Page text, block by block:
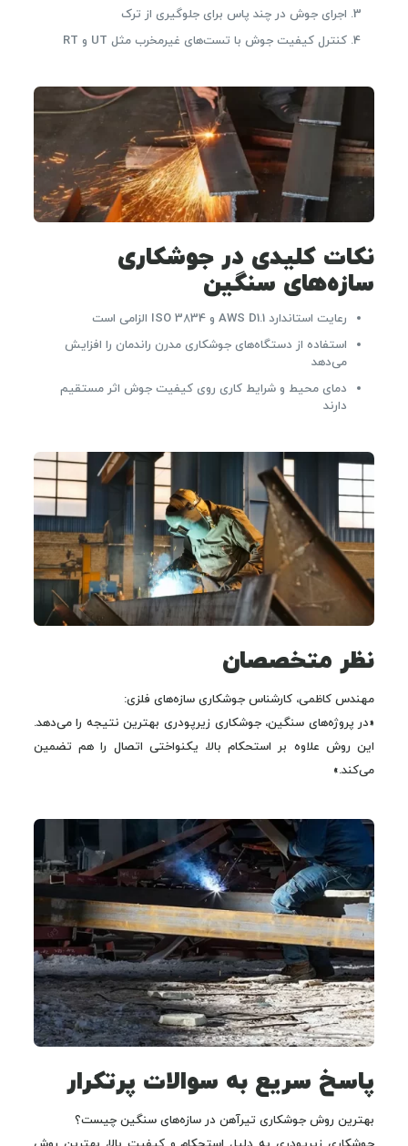
اجرای جوش در چند پاس برای جلوگیری از ترک
کنترل کیفیت جوش با تست‌های غیرمخرب مثل UT و RT
نکات کلیدی در جوشکاری
سازه‌های سنگین
رعایت استاندارد AWS D1.1 و ISO 3834 الزامی است
استفاده از دستگاه‌های جوشکاری مدرن راندمان را افزایش
می‌دهد
دمای محیط و شرایط کاری روی کیفیت جوش اثر مستقیم
دارند
نظر متخصصان
مهندس کاظمی، کارشناس جوشکاری سازه‌های فلزی:
«در پروژه‌های سنگین، جوشکاری زیرپودری بهترین نتیجه را می‌دهد.
این روش علاوه بر استحکام بالا، یکنواختی اتصال را هم تضمین
می‌کند.»
پاسخ سریع به سوالات پرتکرار
بهترین روش جوشکاری تیرآهن در سازه‌های سنگین چیست؟